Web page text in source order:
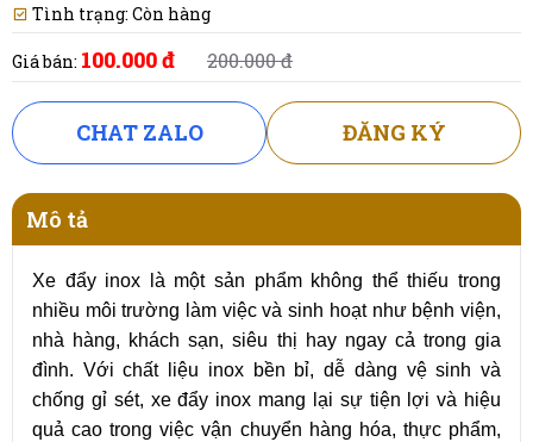
Tình trạng: Còn hàng
Giá bán: 100.000 đ 200.000 đ
CHAT ZALO ĐĂNG KÝ
Mô tả
Xe đẩy inox là một sản phẩm không thể thiếu trong
nhiều môi trường làm việc và sinh hoạt như bệnh viện,
nhà hàng, khách sạn, siêu thị hay ngay cả trong gia
đình. Với chất liệu inox bền bỉ, dễ dàng vệ sinh và
chống gỉ sét, xe đẩy inox mang lại sự tiện lợi và hiệu
quả cao trong việc vận chuyển hàng hóa, thực phẩm,